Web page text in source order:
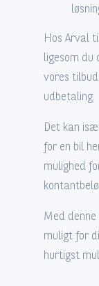
Hos Arval
ligesom du
vores
udbetaling.
Det kan
for en bil
mulighed
Med
muligt for
hurtigst